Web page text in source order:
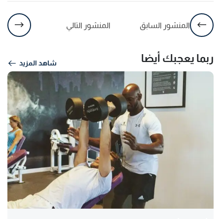
المنشور السابق المنشور التالي
ربما يعجبك أيضا شاهد المزيد